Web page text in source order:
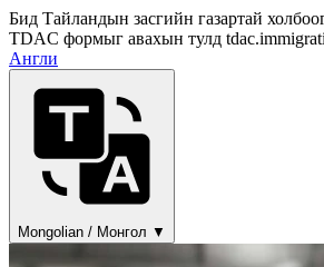
Бид Тайландын засгийн газартай
TDAC формыг авахын тулд
Англи
Mongolian / Монгол ▼